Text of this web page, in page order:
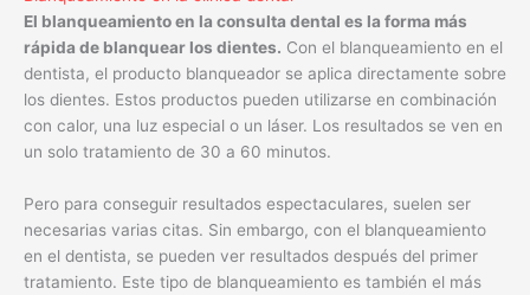
El blanqueamiento en la consulta dental es la forma más
rápida de blanquear los dientes. Con el blanqueamiento en el
dentista, el producto blanqueador se aplica directamente sobre
los dientes. Estos productos pueden utilizarse en combinación
con calor, una luz especial o un láser. Los resultados se ven en
un solo tratamiento de 30 a 60 minutos.
Pero para conseguir resultados espectaculares, suelen ser
necesarias varias citas. Sin embargo, con el blanqueamiento
en el dentista, se pueden ver resultados después del primer
tratamiento. Este tipo de blanqueamiento es también el más